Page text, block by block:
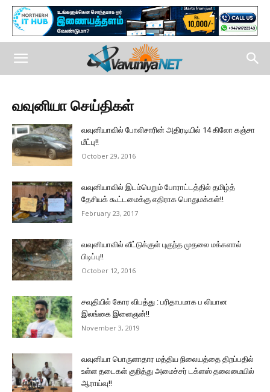
வவுனியா செய்திகள்
வவுனியாவில் போலிசாரின் அதிரடியில் 14 கிலோ கஞ்சா
மீட்பு!!
October 29, 2016
வவுனியாவில் இடம்பெறும் போராட்டத்தில் தமிழ்த்
தேசியக் கூட்டமைக்கு எதிராக பொதுமக்கள்!!
February 23, 2017
வவுனியாவில் வீட்டுக்குள் புகுந்த முதலை மக்களால்
பிடிப்பு!!
October 12, 2016
சவுதியில் கோர விபத்து : பரிதாபமாக ப லியான
இலங்கை இளைஞன்!!
November 3, 2019
வவுனியா பொருளாதார மத்திய நிலையத்தை திறப்பதில்
உள்ள தடைகள் குறித்து அமைச்சர் டக்ளஸ் தலைமையில்
ஆராய்வு!!